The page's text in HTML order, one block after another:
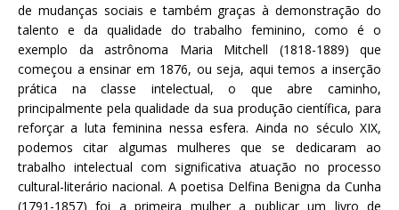
de mudanças sociais e também graças à demonstração do
talento e da qualidade do trabalho feminino, como é o
exemplo da astrônoma Maria Mitchell (1818-1889) que
começou a ensinar em 1876, ou seja, aqui temos a inserção
prática na classe intelectual, o que abre caminho,
principalmente pela qualidade da sua produção científica, para
reforçar a luta feminina nessa esfera. Ainda no século XIX,
podemos citar algumas mulheres que se dedicaram ao
trabalho intelectual com significativa atuação no processo
cultural-literário nacional. A poetisa Delfina Benigna da Cunha
(1791-1857) foi a primeira mulher a publicar um livro de